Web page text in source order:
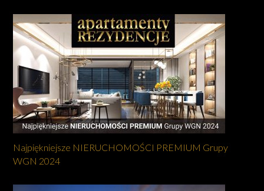
Najpiękniejsze NIERUCHOMOŚCI PREMIUM Grupy
WGN 2024